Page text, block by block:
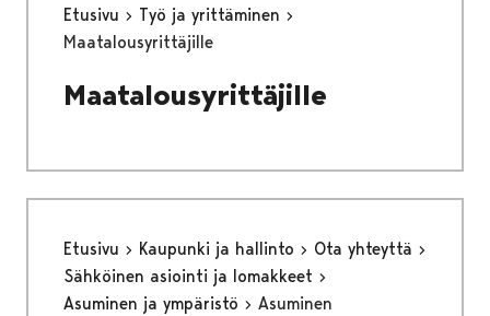
Etusivu
Työ ja yrittäminen
Maatalousyrittäjille
Maatalousyrittäjille
Etusivu Kaupunki ja hallinto
Ota yhteyttä
Sähköinen asiointi ja lomakkeet
Asuminen ja ympäristö
Asuminen